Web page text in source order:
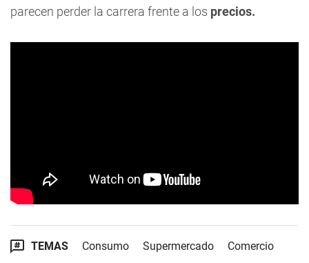
parecen perder la carrera frente a los precios.
TEMAS Consumo Supermercado
Comercio